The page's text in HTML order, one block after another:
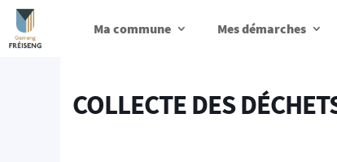
Ma commune Mes démarches
COLLECTE DES